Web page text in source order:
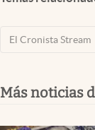
El Cronista Stream
Más noticias